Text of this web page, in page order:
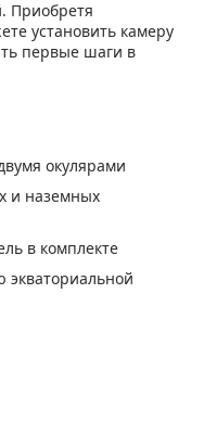
Приобретя
установить камеру
первые шаги в
окулярами
и наземных
в комплекте